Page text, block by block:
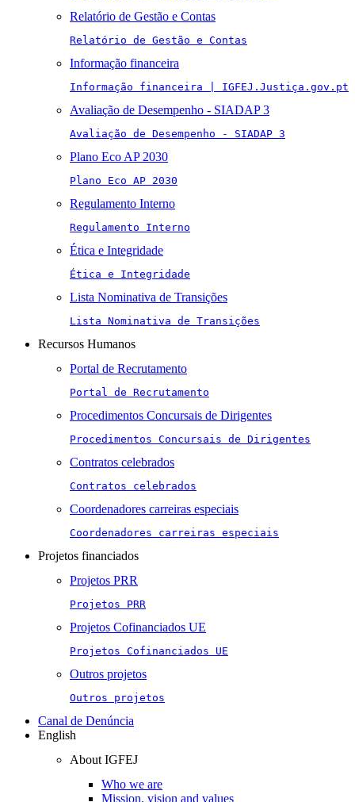
Relatório de Gestão e Contas
Relatório de Gestão e Contas
Informação financeira
Informação financeira | IGFEJ.Justiça.gov.pt
Avaliação de Desempenho - SIADAP 3
Avaliação de Desempenho - SIADAP 3
Plano Eco AP 2030
Plano Eco AP 2030
Regulamento Interno
Regulamento Interno
Ética e Integridade
Ética e Integridade
Lista Nominativa de Transições
Lista Nominativa de Transições
Recursos Humanos
Portal de Recrutamento
Portal de Recrutamento
Procedimentos Concursais de Dirigentes
Procedimentos Concursais de Dirigentes
Contratos celebrados
Contratos celebrados
Coordenadores carreiras especiais
Coordenadores carreiras especiais
Projetos financiados
Projetos PRR
Projetos PRR
Projetos Cofinanciados UE
Projetos Cofinanciados UE
Outros projetos
Outros projetos
Canal de Denúncia
English
About IGFEJ
Who we are
Mission, vision and values